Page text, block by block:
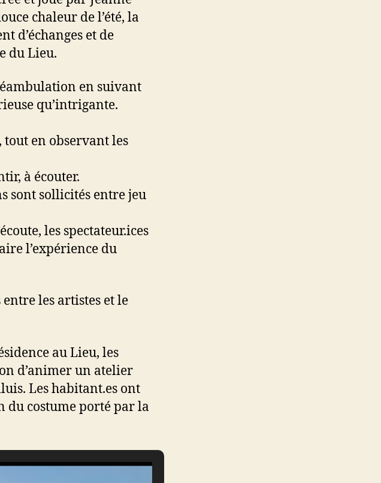
chaleur de l’été, la
d’échanges et de
du Lieu.
en suivant
qu’intrigante.
en observant les
à écouter.
sont sollicités entre jeu
les spectateur.ices
l’expérience du
entre les artistes et le
au Lieu, les
d’animer un atelier
Les habitant.es ont
du costume porté par la